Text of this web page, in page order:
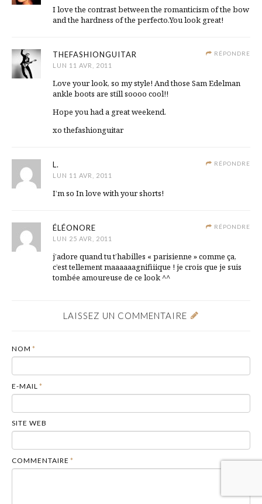
I love the contrast between the romanticism of the bow
and the hardness of the perfecto.You look great!
RÉPONDRE
THEFASHIONGUITAR
LUN 11 AVR, 2011
Love your look, so my style! And those Sam Edelman
ankle boots are still soooo cool!!
Hope you had a great weekend.
xo thefashionguitar
RÉPONDRE
L.
LUN 11 AVR, 2011
I’m so In love with your shorts!
RÉPONDRE
ÉLÉONORE
LUN 25 AVR, 2011
j’adore quand tu t’habilles « parisienne » comme ça,
c’est tellement maaaaaagnifiiique ! je crois que je suis
tombée amoureuse de ce look ^^
LAISSEZ UN COMMENTAIRE
NOM *
E-MAIL *
SITE WEB
COMMENTAIRE *